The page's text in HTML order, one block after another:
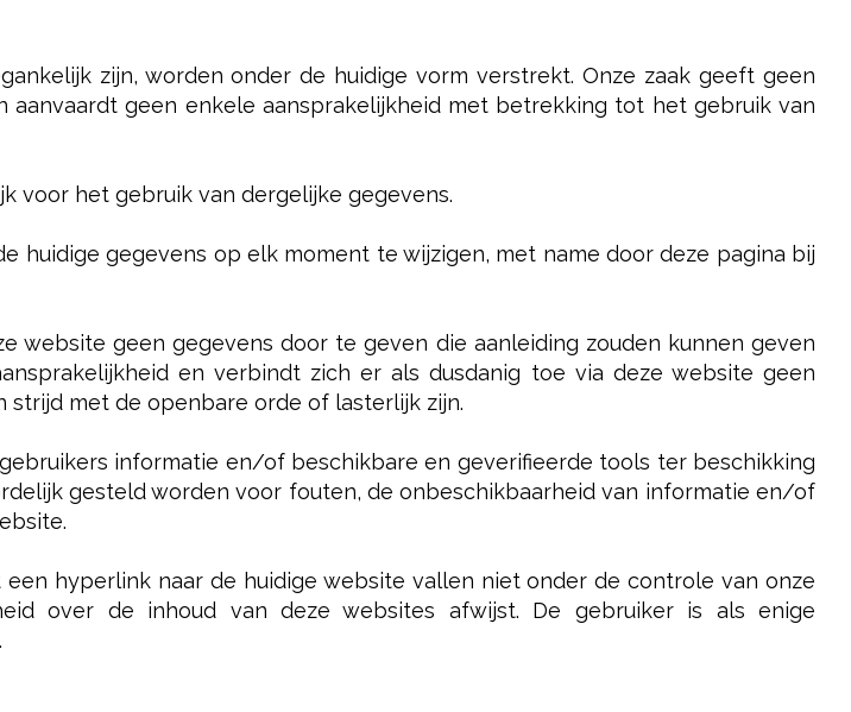
zijn, worden onder de huidige vorm verstrekt. Onze zaak geeft geen
aanvaardt geen enkele aansprakelijkheid met betrekking tot het gebruik van
voor het gebruik van dergelijke gegevens.
huidige gegevens op elk moment te wijzigen, met name door deze pagina bij
website geen gegevens door te geven die aanleiding zouden kunnen geven
en verbindt zich er als dusdanig toe via deze website geen
met de openbare orde of lasterlijk zijn.
informatie en/of beschikbare en geverifieerde tools ter beschikking
gesteld worden voor fouten, de onbeschikbaarheid van informatie en/of
hyperlink naar de huidige website vallen niet onder de controle van onze
over de inhoud van deze websites afwijst. De gebruiker is als enige